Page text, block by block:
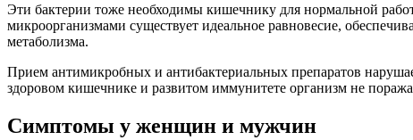
Эти бактерии тоже необходимы кишечнику для нормальной
микроорганизмами существует идеальное равновесие,
метаболизма.
Прием антимикробных и антибактериальных препаратов
здоровом кишечнике и развитом иммунитете организм не
Симптомы у женщин и мужчин